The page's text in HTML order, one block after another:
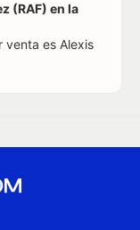
(RAF) en la
venta es Alexis